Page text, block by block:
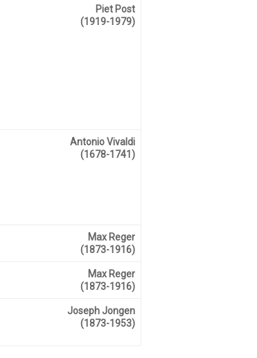
Piet Post
(1919-1979)
Antonio Vivaldi
(1678-1741)
Max Reger
(1873-1916)
Max Reger
(1873-1916)
Joseph Jongen
(1873-1953)